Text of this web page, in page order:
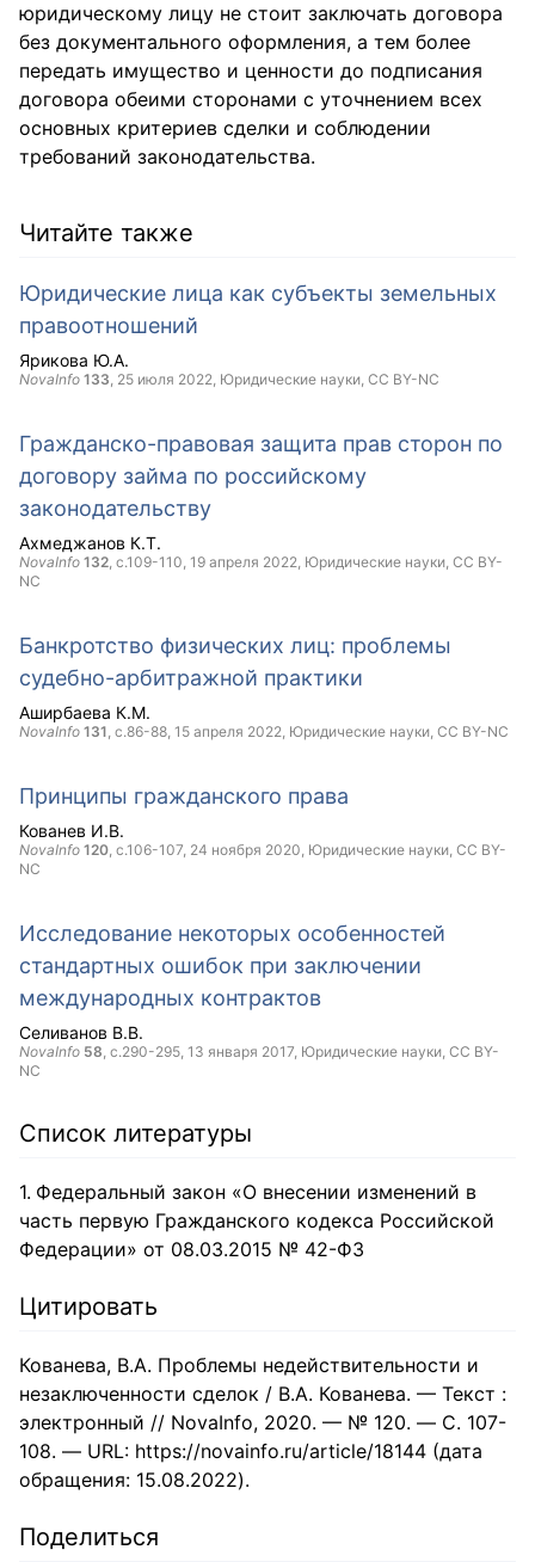
юридическому лицу не стоит заключать договора
без документального оформления, а тем более
передать имущество и ценности до подписания
договора обеими сторонами с уточнением всех
основных критериев сделки и соблюдении
требований законодательства.
Читайте также
Юридические лица как субъекты земельных
правоотношений
Ярикова Ю.А.
NovaInfo 133, 25 июля 2022, Юридические науки, CC BY-NC
Гражданско-правовая защита прав сторон по
договору займа по российскому
законодательству
Ахмеджанов К.Т.
NovaInfo 132, с.109-110, 19 апреля 2022, Юридические науки, CC BY-
NC
Банкротство физических лиц: проблемы
судебно-арбитражной практики
Аширбаева К.М.
NovaInfo 131, с.86-88, 15 апреля 2022, Юридические науки, CC BY-NC
Принципы гражданского права
Кованев И.В.
NovaInfo 120, с.106-107, 24 ноября 2020, Юридические науки, CC BY-
NC
Исследование некоторых особенностей
стандартных ошибок при заключении
международных контрактов
Селиванов В.В.
NovaInfo 58, с.290-295, 13 января 2017, Юридические науки, CC BY-
NC
Список литературы
Федеральный закон «О внесении изменений в
часть первую Гражданского кодекса Российской
Федерации» от 08.03.2015 № 42-ФЗ
Цитировать
Кованева, В.А. Проблемы недействительности и
незаключенности сделок / В.А. Кованева. — Текст :
электронный // NovaInfo, 2020. — № 120. — С. 107-
108. — URL: https://novainfo.ru/article/18144 (дата
обращения: 15.08.2022).
Поделиться